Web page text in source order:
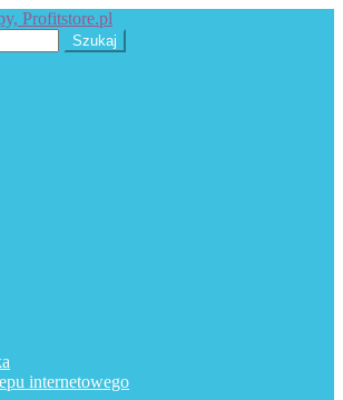
Szukaj
internetowego